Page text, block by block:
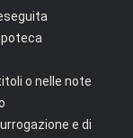
o nelle note
e di